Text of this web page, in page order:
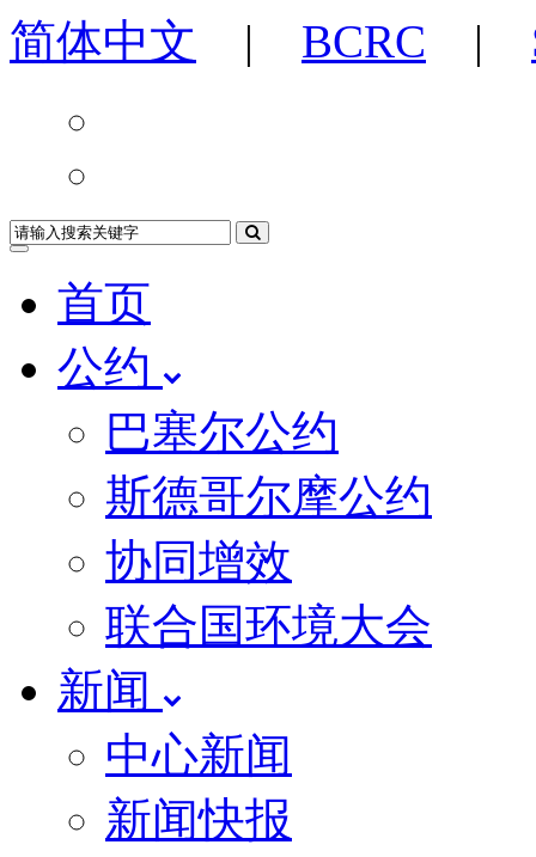
简体中文 | BCRC |
首页
公约
巴塞尔公约
斯德哥尔摩公约
协同增效
联合国环境大会
新闻
中心新闻
新闻快报